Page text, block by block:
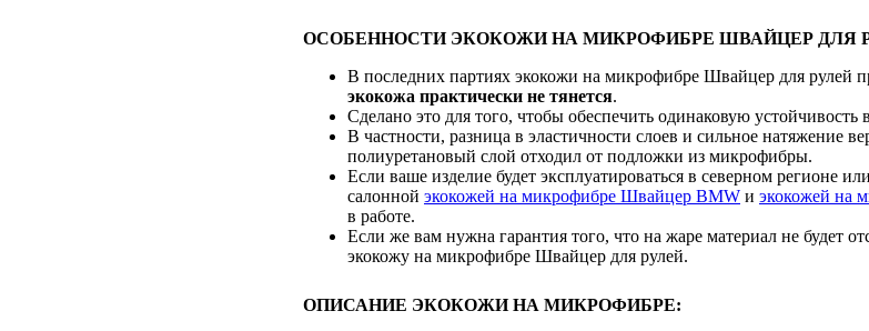
ОСОБЕННОСТИ ЭКОКОЖИ НА МИКРОФИБРЕ ШВАЙЦЕР ДЛЯ
В последних партиях экокожи на микрофибре Швайцер для рулей
экокожа практически не тянется.
Сделано это для того, чтобы обеспечить одинаковую
В частности, разница в эластичности слоев и сильное натяжение
полиуретановый слой отходил от подложки из микрофибры.
Если ваше изделие будет эксплуатироваться в северном регионе
салонной экокожей на микрофибре Швайцер BMW и экокожей на
в работе.
Если же вам нужна гарантия того, что на жаре материал не будет
экокожу на микрофибре Швайцер для рулей.
ОПИСАНИЕ ЭКОКОЖИ НА МИКРОФИБРЕ: